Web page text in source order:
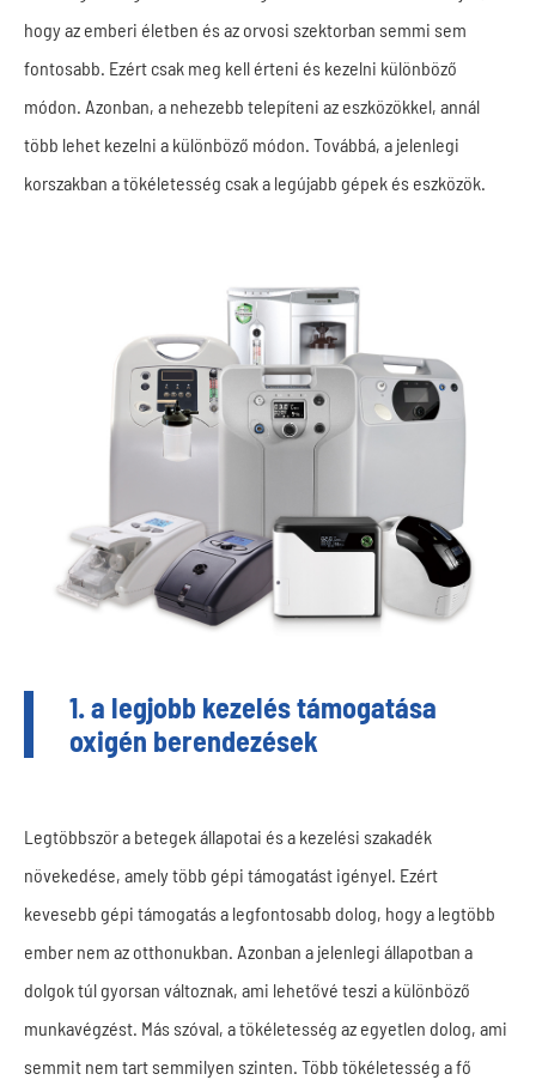
hogy az emberi életben és az orvosi szektorban semmi sem
fontosabb. Ezért csak meg kell érteni és kezelni különböző
módon. Azonban, a nehezebb telepíteni az eszközökkel, annál
több lehet kezelni a különböző módon. Továbbá, a jelenlegi
korszakban a tökéletesség csak a legújabb gépek és eszközök.
1. a legjobb kezelés támogatása
oxigén berendezések
Legtöbbször a betegek állapotai és a kezelési szakadék
növekedése, amely több gépi támogatást igényel. Ezért
kevesebb gépi támogatás a legfontosabb dolog, hogy a legtöbb
ember nem az otthonukban. Azonban a jelenlegi állapotban a
dolgok túl gyorsan változnak, ami lehetővé teszi a különböző
munkavégzést. Más szóval, a tökéletesség az egyetlen dolog, ami
semmit nem tart semmilyen szinten. Több tökéletesség a fő